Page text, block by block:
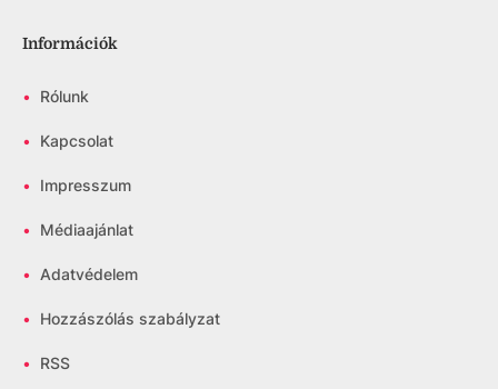
Információk
• Rólunk
• Kapcsolat
• Impresszum
• Médiaajánlat
• Adatvédelem
• Hozzászólás szabályzat
• RSS